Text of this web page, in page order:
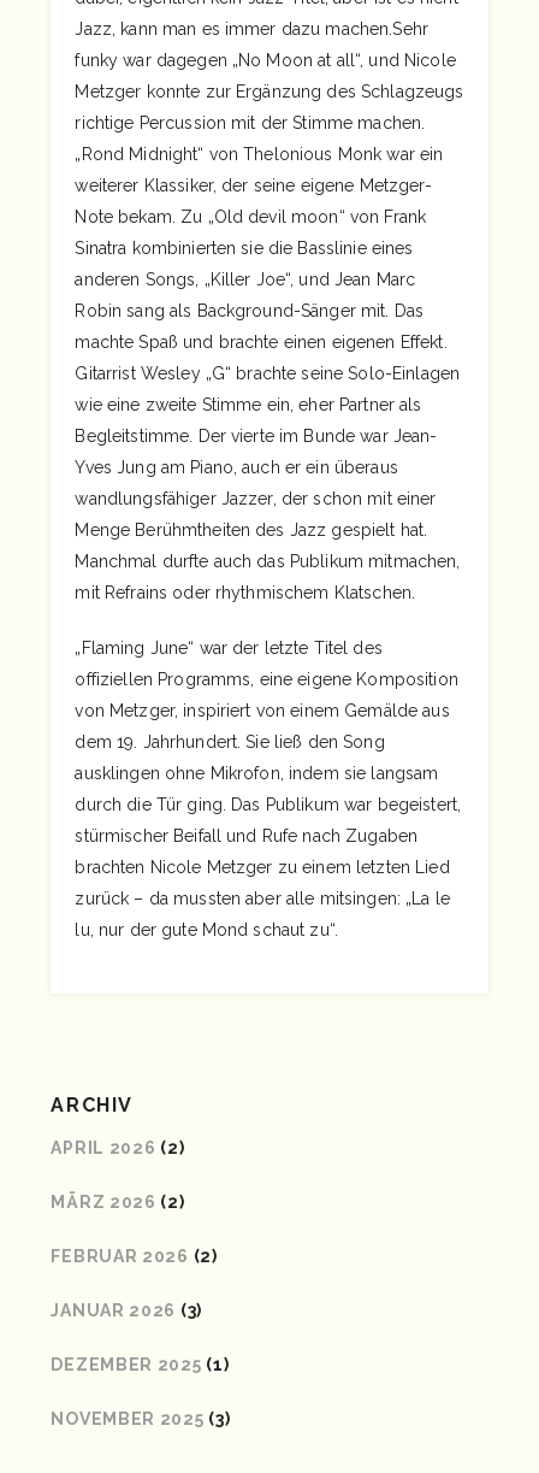
Jazz, kann man es immer dazu machen.Sehr
funky war dagegen „No Moon at all“, und Nicole
Metzger konnte zur Ergänzung des Schlagzeugs
richtige Percussion mit der Stimme machen.
„Rond Midnight“ von Thelonious Monk war ein
weiterer Klassiker, der seine eigene Metzger-
Note bekam. Zu „Old devil moon“ von Frank
Sinatra kombinierten sie die Basslinie eines
anderen Songs, „Killer Joe“, und Jean Marc
Robin sang als Background-Sänger mit. Das
machte Spaß und brachte einen eigenen Effekt.
Gitarrist Wesley „G“ brachte seine Solo-Einlagen
wie eine zweite Stimme ein, eher Partner als
Begleitstimme. Der vierte im Bunde war Jean-
Yves Jung am Piano, auch er ein überaus
wandlungsfähiger Jazzer, der schon mit einer
Menge Berühmtheiten des Jazz gespielt hat.
Manchmal durfte auch das Publikum mitmachen,
mit Refrains oder rhythmischem Klatschen.
„Flaming June“ war der letzte Titel des
offiziellen Programms, eine eigene Komposition
von Metzger, inspiriert von einem Gemälde aus
dem 19. Jahrhundert. Sie ließ den Song
ausklingen ohne Mikrofon, indem sie langsam
durch die Tür ging. Das Publikum war begeistert,
stürmischer Beifall und Rufe nach Zugaben
brachten Nicole Metzger zu einem letzten Lied
zurück – da mussten aber alle mitsingen: „La le
lu, nur der gute Mond schaut zu“.
ARCHIV
APRIL 2026 (2)
MÄRZ 2026 (2)
FEBRUAR 2026 (2)
JANUAR 2026 (3)
DEZEMBER 2025 (1)
NOVEMBER 2025 (3)